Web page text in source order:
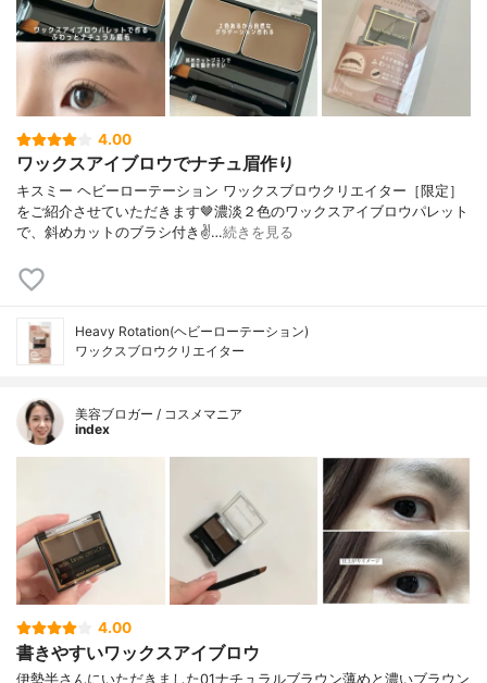
4.00
ワックスアイブロウでナチュ眉作り
キスミー ヘビーローテーション ワックスブロウクリエイター［限定］
をご紹介させていただきます🤎⁡濃淡２色のワックスアイブロウパレット
で、斜めカットのブラシ付き✌…続きを見る
Heavy Rotation(ヘビーローテーション)
ワックスブロウクリエイター
美容ブロガー / コスメマニア
index
4.00
書きやすいワックスアイブロウ
伊勢半さんにいただきました01ナチュラルブラウン薄めと濃いブラウン